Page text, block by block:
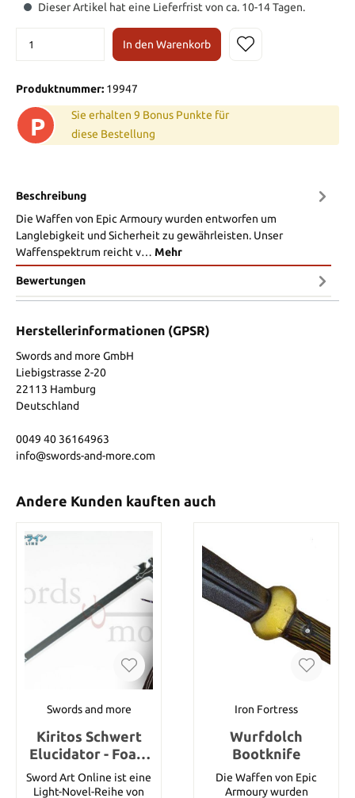
Dieser Artikel hat eine Lieferfrist von ca. 10-14 Tagen.
In den Warenkorb
Produktnummer: 19947
P
Sie erhalten 9 Bonus Punkte für
diese Bestellung
Beschreibung
Die Waffen von Epic Armoury wurden entworfen um
Langlebigkeit und Sicherheit zu gewährleisten. Unser
Waffenspektrum reicht v… Mehr
Bewertungen
Herstellerinformationen (GPSR)
Swords and more GmbH
Liebigstrasse 2-20
22113 Hamburg
Deutschland
0049 40 36164963
info@swords-and-more.com
Andere Kunden kauften auch
Swords and more
Kiritos Schwert
Elucidator - Foam
version
Sword Art Online ist eine
Light-Novel-Reihe von
Iron Fortress
Wurfdolch
Bootknife
Die Waffen von Epic
Armoury wurden